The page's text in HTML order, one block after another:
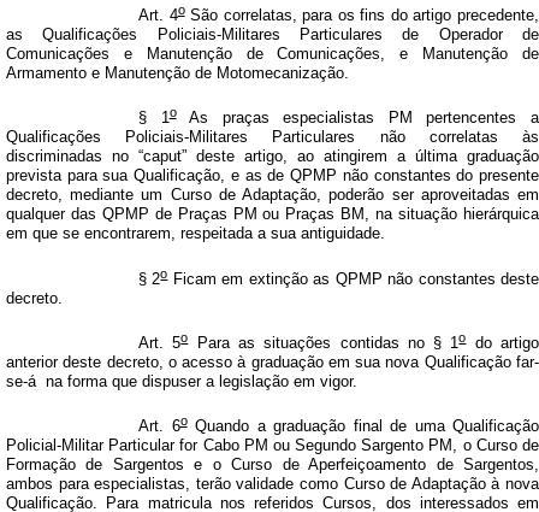
Art. 4oSão correlatas, para os fins do artigo precedente,
as Qualificações Policiais-Militares Particulares de Operador de
Comunicações e Manutenção de Comunicações, e Manutenção de
Armamento e Manutenção de Motomecanização.
§ 1oAs praças especialistas PM pertencentes a
Qualificações Policiais-Militares Particulares não correlatas às
discriminadas no “caput” deste artigo, ao atingirem a última graduação
prevista para sua Qualificação, e as de QPMP não constantes do presente
decreto, mediante um Curso de Adaptação, poderão ser aproveitadas em
qualquer das QPMP de Praças PM ou Praças BM, na situação hierárquica
em que se encontrarem, respeitada a sua antiguidade.
§ 2oFicam em extinção as QPMP não constantes deste
decreto.
Art. 5oPara as situações contidas no § 1odo artigo
anterior deste decreto, o acesso à graduação em sua nova Qualificação far-
se-á na forma que dispuser a legislação em vigor.
Art. 6oQuando a graduação final de uma Qualificação
Policial-Militar Particular for Cabo PM ou Segundo Sargento PM, o Curso de
Formação de Sargentos e o Curso de Aperfeiçoamento de Sargentos,
ambos para especialistas, terão validade como Curso de Adaptação à nova
Qualificação. Para matricula nos referidos Cursos, dos interessados em